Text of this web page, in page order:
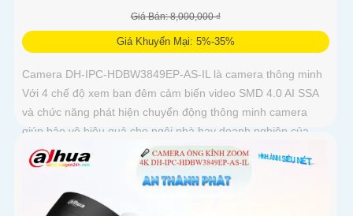
Giá Bán: 8,000,000 ₫
Giá Khuyến Mại: 5%-35%
Camera DH-IPC-HDBW3849EP-AS-IL là camera thông minh
Với 4 chế độ xem ban đêm cảm biến video SMD 4.0 AI SSA
và chức năng phát hiện chuyển động thông minh camera
giúp bảo vệ hiệu quả cho ngôi nhà hay doanh nghiệp của
bạn